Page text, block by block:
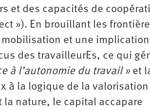
et des capacités de
»). En brouillant les
et une
des travailleurEs, ce qui
à l’autonomie du travail » et
à la logique de la valorisation
la nature, le capital accapare